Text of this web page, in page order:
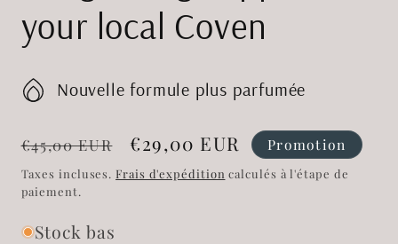
your local Coven
Nouvelle formule plus parfumée
Prix
habituel
€45,00 EUR
Prix
promotionnel
€29,00 EUR Promotion
Taxes incluses. Frais d'expédition calculés à l'étape de
paiement.
Stock bas